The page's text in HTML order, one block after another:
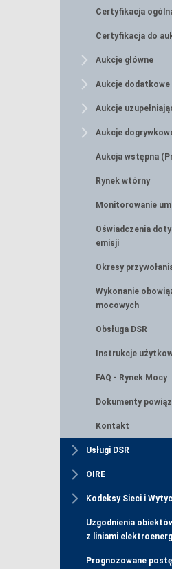
Certyfikacja
Certyfikacja do
Aukcje główne
Aukcje dodatkowe
Aukcje
Aukcje
Aukcja wstępna
Rynek wtórny
Monitorowanie
Oświadczenia
emisji
Okresy
Wykonanie
mocowych
Obsługa DSR
Instrukcje
FAQ - Rynek Mocy
Dokumenty
Kontakt
Usługi DSR
OIRE
Kodeksy Sieci i
Uzgodnienia
z liniami
Prognozowane